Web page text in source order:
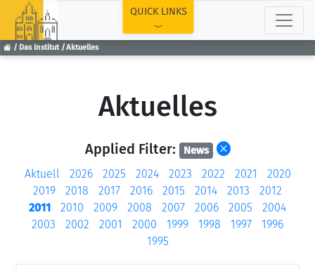
Das Institut Aktuelles
QUICK LINKS
Aktuelles
Applied Filter: News
Aktuell 2026 2025 2024 2023 2022 2021
2020
2019
2018 2017 2016 2015 2014 2013
2012
2011
2010 2009 2008 2007 2006 2005
2004
2003
2002 2001 2000 1999 1998 1997
1996
1995